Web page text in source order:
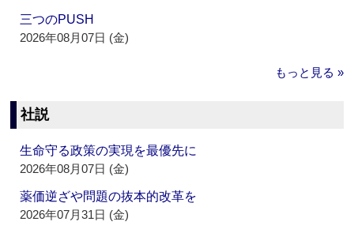
三つのPUSH
2026年08月07日 (金)
もっと見る »
社説
生命守る政策の実現を最優先に
2026年08月07日 (金)
薬価逆ざや問題の抜本的改革を
2026年07月31日 (金)